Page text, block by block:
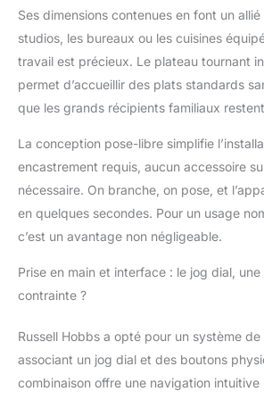
facilitez-
grâce aux 8
de cuisson
perfection
utiliser : la
95 minutes
boutons
utiliser vous
de gérer la
selon vos
à micro-
tous les
cuisine
Ses dimensions contenues en font un
studios, les bureaux ou les cuisines
travail est précieux. Le plateau tournant
permet d’accueillir des plats standards
que les grands récipients familiaux
La conception pose-libre simplifie
encastrement requis, aucun accessoire
nécessaire. On branche, on pose, et
en quelques secondes. Pour un usage
c’est un avantage non négligeable.
Prise en main et interface : le jog dial,
contrainte ?
Russell Hobbs a opté pour un système
associant un jog dial et des boutons
combinaison offre une navigation